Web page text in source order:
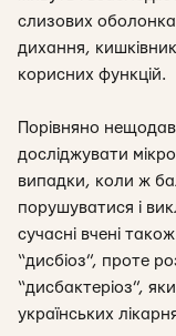
слизових
дихання,
корисних функцій.
Порівняно
досліджувати
випадки, коли ж
порушуватися і
сучасні вчені
“дисбіоз”, проте
“дисбактеріоз”,
українських